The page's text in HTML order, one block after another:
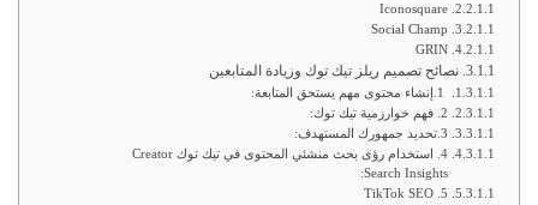
Iconosquare
Social Champ
GRIN
نصائح تصميم ريلز تيك توك وزيادة المتابعين
2. فهم خوارزمية تيك توك:
3.تحديد جمهورك المستهدف:
4. استخدام رؤى بحث منشئي المحتوى في تيك توك Creator
Search Insights:
5. TikTok SEO